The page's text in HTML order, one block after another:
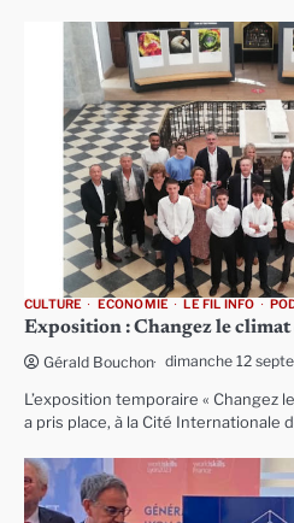
CULTURE ECONOMIE LE FIL INFO
Exposition : Changez le climat
Gérald Bouchon dimanche 12
L’exposition temporaire « Changez
a pris place, à la Cité Internationale